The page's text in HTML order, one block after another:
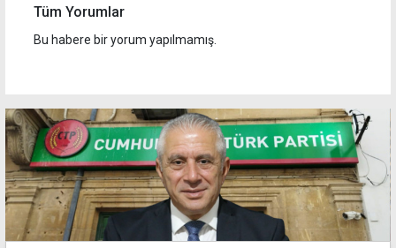
Tüm Yorumlar
Bu habere bir yorum yapılmamış.